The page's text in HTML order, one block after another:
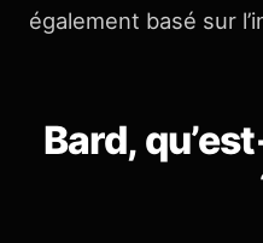
également basé sur
Bard,